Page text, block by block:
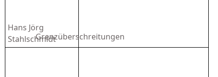
Hans Jörg
StahlschmidtGrenzüberschreitungen